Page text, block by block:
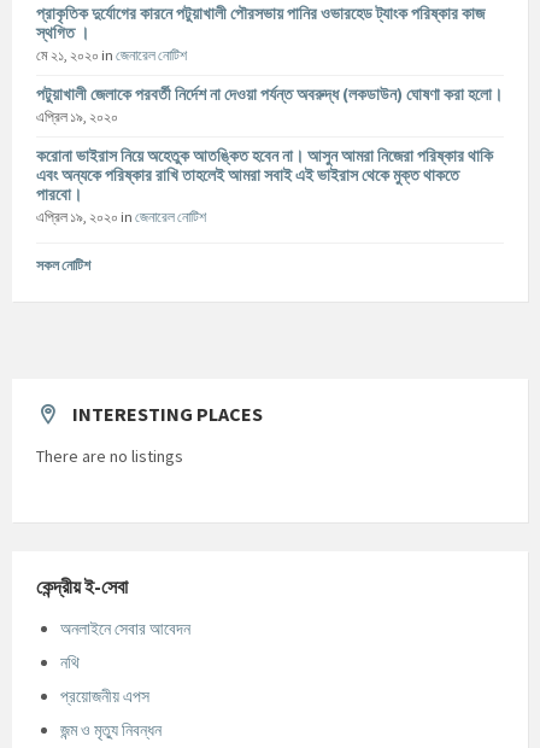
প্রাকৃতিক দুর্যোগের কারনে পটুয়াখালী পৌরসভায় পানির ওভারহেড ট্যাংক পরিষ্কার কাজ
স্থগিত ।
মে ২১, ২০২০ in জেনারেল নোটিশ
পটুয়াখালী জেলাকে পরবর্তী নির্দেশ না দেওয়া পর্যন্ত অবরুদ্ধ (লকডাউন) ঘোষণা করা হলো।
এপ্রিল ১৯, ২০২০
করোনা ভাইরাস নিয়ে অহেতুক আতঙ্কিত হবেন না। আসুন আমরা নিজেরা পরিষ্কার থাকি
এবং অন্যকে পরিষ্কার রাখি তাহলেই আমরা সবাই এই ভাইরাস থেকে মুক্ত থাকতে
পারবো।
এপ্রিল ১৯, ২০২০ in জেনারেল নোটিশ
সকল নোটিশ
INTERESTING PLACES
There are no listings
কেন্দ্রীয় ই-সেবা
অনলাইনে সেবার আবেদন
নথি
প্রয়োজনীয় এপস
জন্ম ও মৃত্যু নিবন্ধন